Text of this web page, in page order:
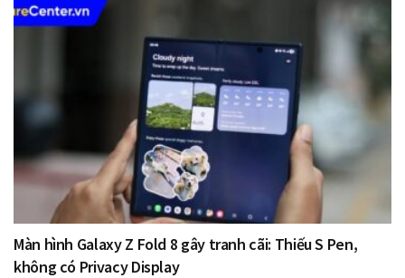
Màn hình Galaxy Z Fold 8 gây tranh cãi: Thiếu S Pen,
không có Privacy Display